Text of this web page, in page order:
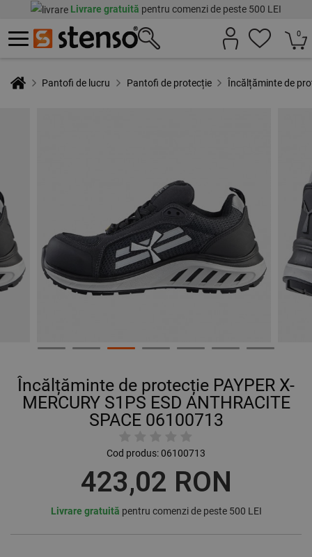
Livrare gratuită pentru comenzi de peste 500 LEI
0
Pantofi de lucru Pantofi de protecție Încălțăminte de
Încălțăminte de protecție PAYPER X-
MERCURY S1PS ESD ANTHRACITE
SPACE 06100713
Cod produs:06100713
423,02 RON
Livrare gratuită pentru comenzi de peste 500 LEI